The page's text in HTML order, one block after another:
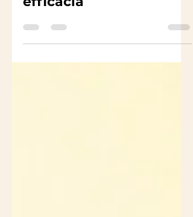
Insegne in forex:
convenienza ed
efficacia